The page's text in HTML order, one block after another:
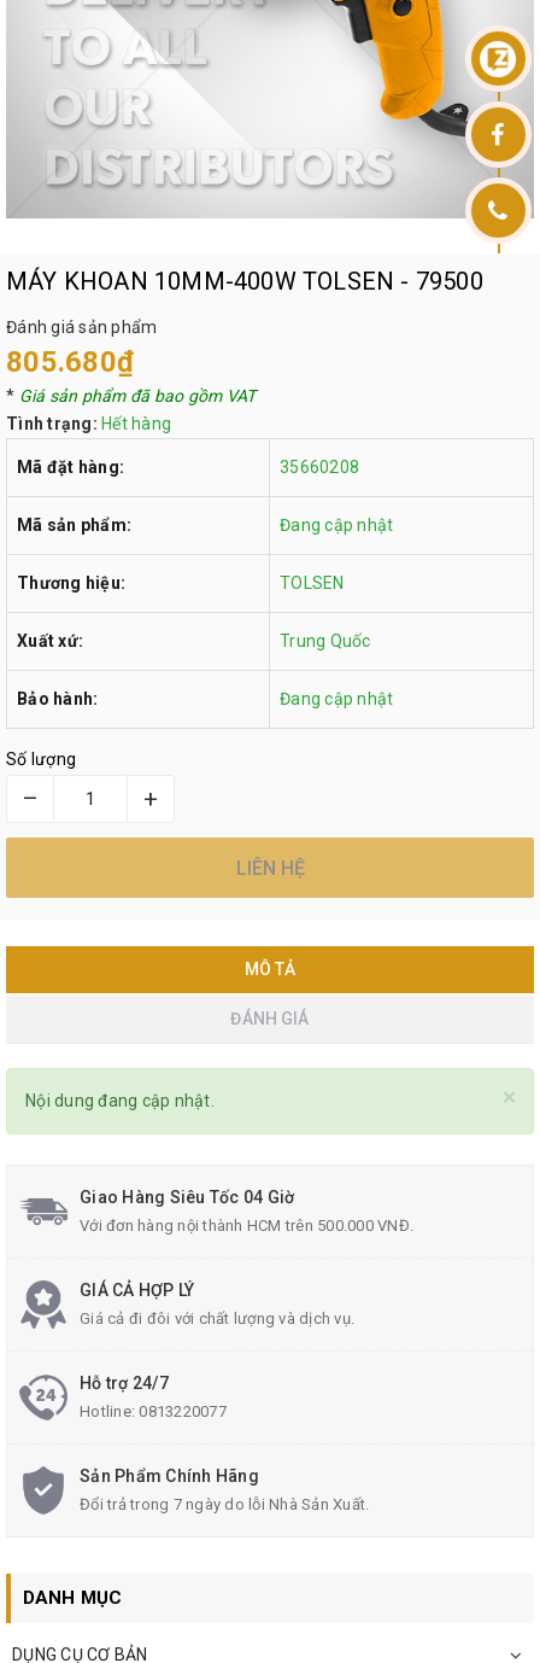
MÁY KHOAN 10MM-400W TOLSEN - 79500
Đánh giá sản phẩm
805.680₫
* Giá sản phẩm đã bao gồm VAT
Tình trạng: Hết hàng
Mã đặt hàng: 35660208
Mã sản phẩm: Đang cập nhật
Thương hiệu: TOLSEN
Xuất xứ: Trung Quốc
Bảo hành: Đang cập nhật
Số lượng
– +
LIÊN HỆ
MÔ TẢ
ĐÁNH GIÁ
×
Nội dung đang cập nhật.
Giao Hàng Siêu Tốc 04 Giờ
Với đơn hàng nội thành HCM trên 500.000 VNĐ.
GIÁ CẢ HỢP LÝ
Giá cả đi đôi với chất lượng và dịch vụ.
Hỗ trợ 24/7
Hotline:0813220077
Sản Phẩm Chính Hãng
Đổi trả trong 7 ngày do lỗi Nhà Sản Xuất.
DANH MỤC
DỤNG CỤ CƠ BẢN